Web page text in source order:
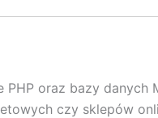
oraz bazy danych
czy sklepów